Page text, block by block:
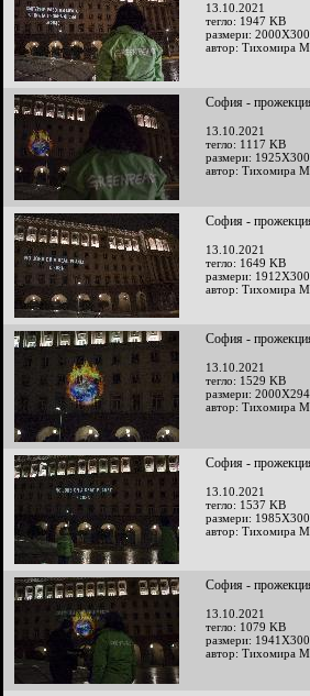
13.10.2021
тегло: 1947 KB
размери:
автор: Тихомира
София -
13.10.2021
тегло: 1117 KB
размери:
автор: Тихомира
София -
13.10.2021
тегло: 1649 KB
размери:
автор: Тихомира
София -
13.10.2021
тегло: 1529 KB
размери:
автор: Тихомира
София -
13.10.2021
тегло: 1537 KB
размери:
автор: Тихомира
София -
13.10.2021
тегло: 1079 KB
размери:
автор: Тихомира